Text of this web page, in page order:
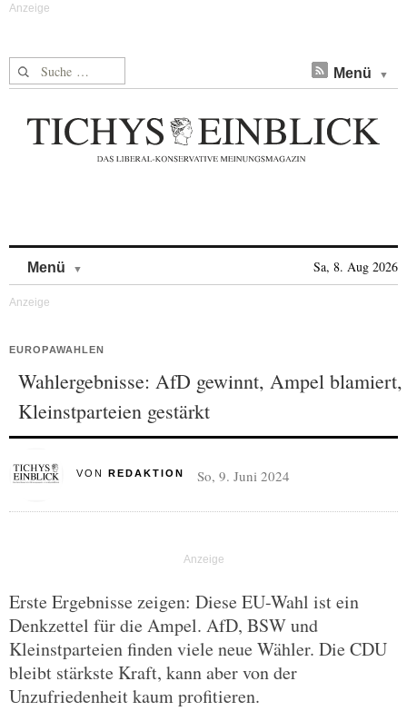
Suche nach: Menü
Menü Sa, 8. Aug 2026
EUROPAWAHLEN
Wahlergebnisse: AfD gewinnt, Ampel blamiert,
Kleinstparteien gestärkt
VON REDAKTION So, 9. Juni 2024
Erste Ergebnisse zeigen: Diese EU-Wahl ist ein
Denkzettel für die Ampel. AfD, BSW und
Kleinstparteien finden viele neue Wähler. Die CDU
bleibt stärkste Kraft, kann aber von der
Unzufriedenheit kaum profitieren.